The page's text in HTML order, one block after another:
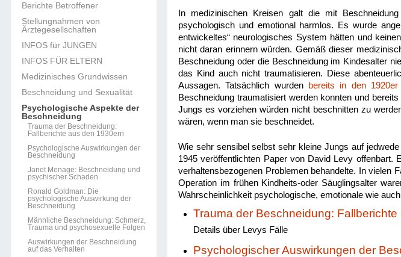
Berichte Betroffener
Stellungnahmen von
Ärztegesellschaften
INFOS für JUNGEN
INFOS FÜR ELTERN
Medizinisches Grundwissen
Beschneidung und Sexualität
Psychologische Aspekte der
Beschneidung
Trauma der Beschneidung:
Fallberichte aus den 1930ern
Psychologische Auswirkungen der
Beschneidung
Janet Menage: Beschneidung und
psychischer Schaden
Ronald Goldman: Die
psychologische Auswirkung der
Beschneidung
Männliche Beschneidung: Schmerz,
Trauma und psychosexuelle Folgen
Auswirkungen der Beschneidung
auf das Verhalten
In medizinischen Kreisen galt die mit
psychologisch und emotional harmlos. Es wurde
entwickeltes“ neurologisches System hätten und
nicht daran erinnern würden. Gemäß dieser
Beschneidung oder die Beschneidung im Kindesalter
das Kind auch nicht traumatisieren. Diese
Aussagen. Tatsächlich wurden
bereits in den 1920er
Beschneidung traumatisiert werden konnten und bereits
Jungs es vorziehen würden nicht beschnitten zu
wären, wenn man sie beschneidet.
Wie sehr sensibel selbst sehr kleine Jungs auf
1945 veröffentlichten Paper von David Levy offenbart.
verhaltensbezogenen Problemen behandelte. In vielen
Operation im frühen Kindheits-oder Säuglingsalter
Wahrscheinlichkeit psychologische, emotionale wie
Trauma der Beschneidung:
Details über Levys Fälle
Psychologischer Auswirkungen der